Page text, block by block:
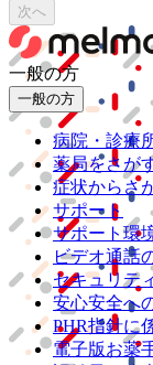
次へ
一般の方
一般の方
病院・診療
薬局をさが
症状からさ
サポート
サポート環
ビデオ通話
セキュリテ
安心安全へ
PHR指針に
電子版お薬